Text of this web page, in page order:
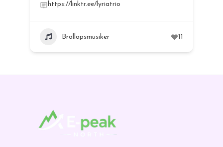
https://linktr.ee/lyriatrio
Bröllopsmusiker 11